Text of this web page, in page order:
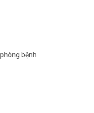
bệnh